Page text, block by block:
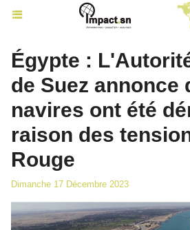
Égypte :
de Suez annonce
navires ont été
raison des
Rouge
Dimanche 17 Décembre 2023